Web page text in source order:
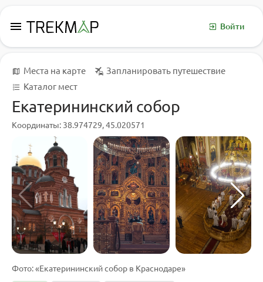
menu Войти
Места на карте
Запланировать путешествие
Каталог мест
Екатерининский собор
Координаты: 38.974729, 45.020571
Фото: «Екатерининский собор в Краснодаре»